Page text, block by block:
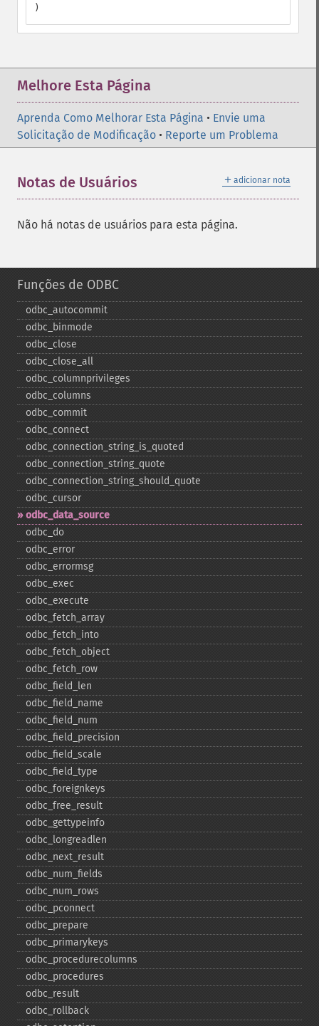
)
Melhore Esta Página
Aprenda Como Melhorar Esta Página • Envie uma
Solicitação de Modificação • Reporte um Problema
＋ adicionar nota
Notas de Usuários
Não há notas de usuários para esta página.
Funções de ODBC
odbc_​autocommit
odbc_​binmode
odbc_​close
odbc_​close_​all
odbc_​columnprivileges
odbc_​columns
odbc_​commit
odbc_​connect
odbc_​connection_​string_​is_​quoted
odbc_​connection_​string_​quote
odbc_​connection_​string_​should_​quote
odbc_​cursor
odbc_​data_​source
odbc_​do
odbc_​error
odbc_​errormsg
odbc_​exec
odbc_​execute
odbc_​fetch_​array
odbc_​fetch_​into
odbc_​fetch_​object
odbc_​fetch_​row
odbc_​field_​len
odbc_​field_​name
odbc_​field_​num
odbc_​field_​precision
odbc_​field_​scale
odbc_​field_​type
odbc_​foreignkeys
odbc_​free_​result
odbc_​gettypeinfo
odbc_​longreadlen
odbc_​next_​result
odbc_​num_​fields
odbc_​num_​rows
odbc_​pconnect
odbc_​prepare
odbc_​primarykeys
odbc_​procedurecolumns
odbc_​procedures
odbc_​result
odbc_​rollback